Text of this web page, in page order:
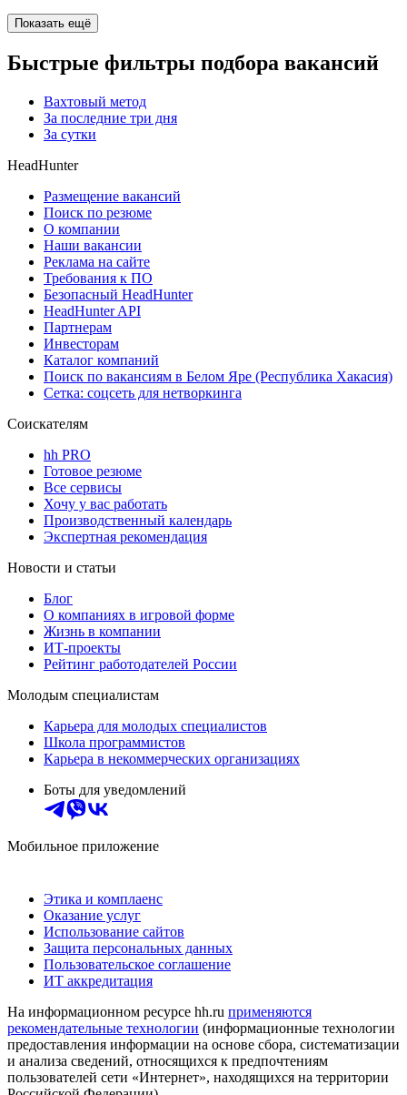
Показать ещё
Быстрые фильтры подбора вакансий
Вахтовый метод
За последние три дня
За сутки
HeadHunter
Размещение вакансий
Поиск по резюме
О компании
Наши вакансии
Реклама на сайте
Требования к ПО
Безопасный HeadHunter
HeadHunter API
Партнерам
Инвесторам
Каталог компаний
Поиск по вакансиям в Белом Яре (Республика Хакасия)
Сетка: соцсеть для нетворкинга
Соискателям
hh PRO
Готовое резюме
Все сервисы
Хочу у вас работать
Производственный календарь
Экспертная рекомендация
Новости и статьи
Блог
О компаниях в игровой форме
Жизнь в компании
ИТ-проекты
Рейтинг работодателей России
Молодым специалистам
Карьера для молодых специалистов
Школа программистов
Карьера в некоммерческих организациях
Боты для уведомлений
Мобильное приложение
Этика и комплаенс
Оказание услуг
Использование сайтов
Защита персональных данных
Пользовательское соглашение
ИТ аккредитация
На информационном ресурсе hh.ru применяются
рекомендательные технологии (информационные технологии
предоставления информации на основе сбора, систематизации
и анализа сведений, относящихся к предпочтениям
пользователей сети «Интернет», находящихся на территории